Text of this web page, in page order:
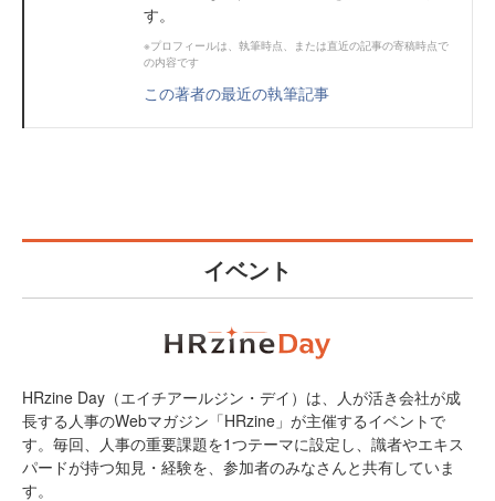
す。
※プロフィールは、執筆時点、または直近の記事の寄稿時点で
の内容です
この著者の最近の執筆記事
イベント
HRzine Day（エイチアールジン・デイ）は、人が活き会社が成
長する人事のWebマガジン「HRzine」が主催するイベントで
す。毎回、人事の重要課題を1つテーマに設定し、識者やエキス
パードが持つ知見・経験を、参加者のみなさんと共有していま
す。